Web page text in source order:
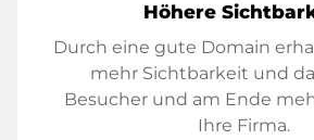
Höhere
Durch eine gute Domain
mehr Sichtbarkeit und
Besucher und am Ende
Ihre Firma.